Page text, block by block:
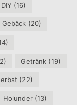
DIY (16)
Gebäck (20)
Getränk (19)
(22)
Holunder (13)